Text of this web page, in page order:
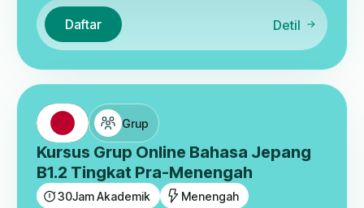
Daftar Detil
Grup
Kursus Grup Online Bahasa Jepang
B1.2 Tingkat Pra-Menengah
30Jam Akademik Menengah